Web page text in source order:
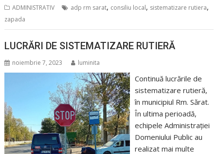
ADMINISTRATIV adp rm sarat, consiliu local, sistematizare rutiera,
zapada
LUCRĂRI DE SISTEMATIZARE RUTIERĂ
noiembrie 7, 2023 luminita
Continuă lucrările de
sistematizare rutieră,
în municipiul Rm. Sărat.
În ultima perioadă,
echipele Administrației
Domeniului Public au
realizat mai multe